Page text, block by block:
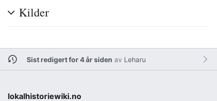
Kilder
Sist redigert for 4 år siden av Leharu
lokalhistoriewiki.no